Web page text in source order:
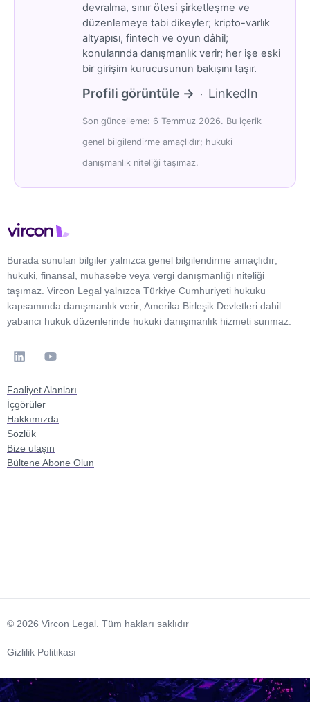
devralma, sınır ötesi şirketleşme ve
düzenlemeye tabi dikeyler; kripto-varlık
altyapısı, fintech ve oyun dâhil;
konularında danışmanlık verir; her işe eski
bir girişim kurucusunun bakışını taşır.
Profili görüntüle → · LinkedIn
Son güncelleme: 6 Temmuz 2026. Bu içerik
genel bilgilendirme amaçlıdır; hukuki
danışmanlık niteliği taşımaz.
Burada sunulan bilgiler yalnızca genel bilgilendirme amaçlıdır;
hukuki, finansal, muhasebe veya vergi danışmanlığı niteliği
taşımaz. Vircon Legal yalnızca Türkiye Cumhuriyeti hukuku
kapsamında danışmanlık verir; Amerika Birleşik Devletleri dahil
yabancı hukuk düzenlerinde hukuki danışmanlık hizmeti sunmaz.
Faaliyet Alanları
İçgörüler
Hakkımızda
Sözlük
Bize ulaşın
Bültene Abone Olun
© 2026 Vircon Legal. Tüm hakları saklıdır
Gizlilik Politikası